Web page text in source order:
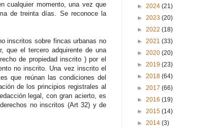
cualquier momento, una vez que
de treinta días. Se reconoce la
inscritos sobre fincas urbanas no
que el tercero adquirente de una
de propiedad inscrito ) por el
no inscrito. Una vez inscrito el
que reúnan las condiciones del
de los principios registrales al
legal, con gran acierto, es
no inscritos (Art 32) y de
► 2024 (21)
► 2023 (20)
► 2022 (18)
► 2021 (33)
► 2020 (20)
► 2019 (23)
► 2018 (64)
► 2017 (66)
► 2016 (19)
► 2015 (14)
► 2014 (3)